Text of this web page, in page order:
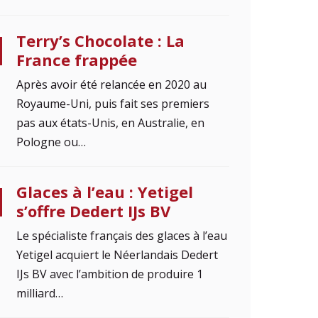
Terry’s Chocolate : La
France frappée
Après avoir été relancée en 2020 au
Royaume-Uni, puis fait ses premiers
pas aux états-Unis, en Australie, en
Pologne ou…
Glaces à l’eau : Yetigel
s’offre Dedert IJs BV
Le spécialiste français des glaces à l’eau
Yetigel acquiert le Néerlandais Dedert
IJs BV avec l’ambition de produire 1
milliard…